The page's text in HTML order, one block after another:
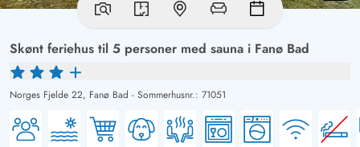
Skønt feriehus til 5 personer med sauna i Fanø Bad
Norges Fjelde 22, Fanø Bad - Sommerhusnr.: 71051